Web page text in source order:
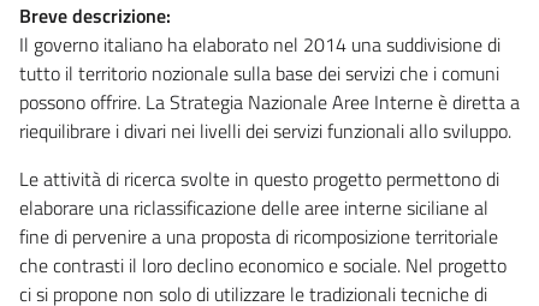
Breve descrizione:
Il governo italiano ha elaborato nel 2014 una suddivisione di
tutto il territorio nozionale sulla base dei servizi che i comuni
possono offrire. La Strategia Nazionale Aree Interne è diretta a
riequilibrare i divari nei livelli dei servizi funzionali allo sviluppo.
Le attività di ricerca svolte in questo progetto permettono di
elaborare una riclassificazione delle aree interne siciliane al
fine di pervenire a una proposta di ricomposizione territoriale
che contrasti il loro declino economico e sociale. Nel progetto
ci si propone non solo di utilizzare le tradizionali tecniche di